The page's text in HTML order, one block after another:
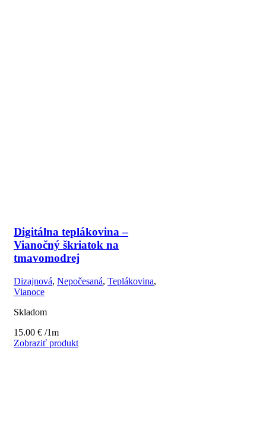
Digitálna teplákovina –
Vianočný škriatok na
tmavomodrej
Dizajnová, Nepočesaná, Teplákovina,
Vianoce
Skladom
15.00 € /1m
Zobraziť produkt